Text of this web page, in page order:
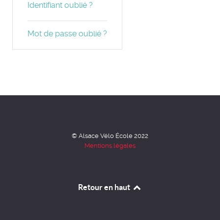
Identifiant oublié ?
Mot de passe oublié ?
© Alsace Vélo École 2022
Mentions légales
Retour en haut